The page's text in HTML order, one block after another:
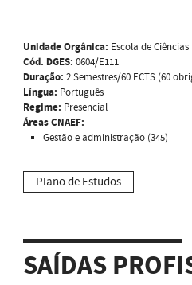
Unidade Orgânica: Escola de
Cód. DGES: 0604/E111
Duração: 2 Semestres/60 ECTS (60
Língua: Português
Regime: Presencial
Áreas CNAEF:
Gestão e administração (345)
Plano de Estudos
SAÍDAS